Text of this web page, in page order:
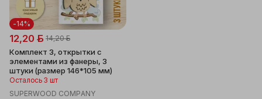
-14%
12,20 ƃ 14,20 ƃ
Комплект 3, открытки с
элементами из фанеры, 3
штуки (размер 146*105 мм)
Осталось 3 шт
SUPERWOOD COMPANY